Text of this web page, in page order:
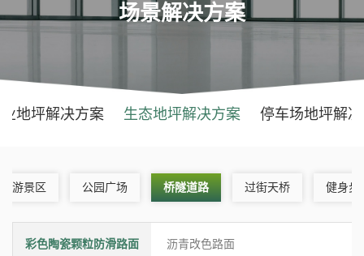
场景解决方案
地坪解决方案 生态地坪解决方案 停车场地坪解
旅游景区 公园广场 桥隧道路 过街天桥 健身步
彩色陶瓷颗粒防滑路面 沥青改色路面